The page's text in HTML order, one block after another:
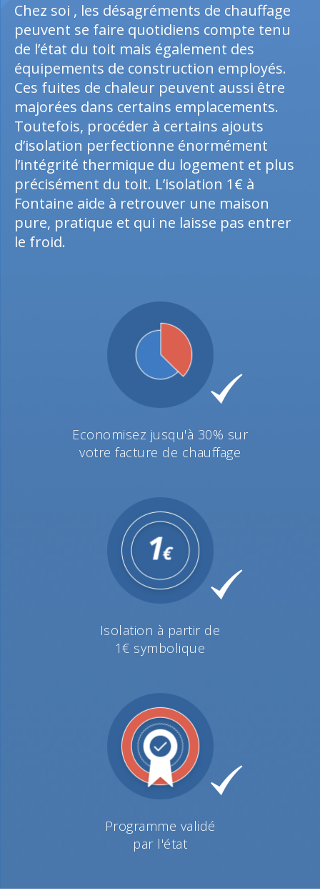
Chez soi , les désagréments de chauffage
peuvent se faire quotidiens compte tenu
de l’état du toit mais également des
équipements de construction employés.
Ces fuites de chaleur peuvent aussi être
majorées dans certains emplacements.
Toutefois, procéder à certains ajouts
d’isolation perfectionne énormément
l’intégrité thermique du logement et plus
précisément du toit. L’isolation 1€ à
Fontaine aide à retrouver une maison
pure, pratique et qui ne laisse pas entrer
le froid.
Economisez jusqu'à 30% sur
votre facture de chauffage
Isolation à partir de
1€ symbolique
Programme validé
par l'état